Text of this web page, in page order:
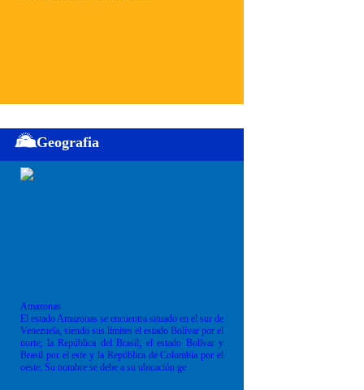
Geografia
Amazonas
El estado Amazonas se encuentra situado en el sur de
Venezuela, siendo sus límites el estado Bolívar por el
norte; la República del Brasil; el estado Bolívar y
Brasil por el este y la República de Colombia por el
oeste. Su nombre se debe a su ubicación ge